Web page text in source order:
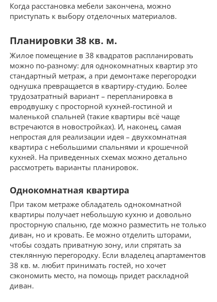
Когда расстановка мебели закончена, можно
приступать к выбору отделочных материалов.
Планировки 38 кв. м.
Жилое помещение в 38 квадратов распланировать
можно по-разному: для однокомнатных квартир это
стандартный метраж, а при демонтаже перегородки
однушка превращается в квартиру-студию. Более
трудозатратный вариант – перепланировка в
евродвушку с просторной кухней-гостиной и
маленькой спальней (такие квартиры всё чаще
встречаются в новостройках). И, наконец, самая
непростая для реализации идея – двухкомнатная
квартира с небольшими спальнями и крошечной
кухней. На приведенных схемах можно детально
рассмотреть варианты планировок.
Однокомнатная квартира
При таком метраже обладатель однокомнатной
квартиры получает небольшую кухню и довольно
просторную спальню, где можно разместить не только
диван, но и кровать. Ее можно отделить шторами,
чтобы создать приватную зону, или спрятать за
стеклянную перегородку. Если владелец апартаментов
38 кв. м. любит принимать гостей, но хочет
сэкономить место, на помощь придет раскладной
диван.